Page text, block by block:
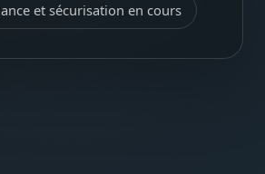
et sécurisation en cours